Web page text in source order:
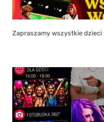
Zapraszamy wszystkie